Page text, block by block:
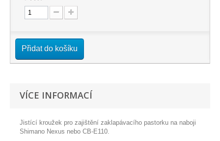
Přidat do košíku
VÍCE INFORMACÍ
Jistící kroužek pro zajištění zaklapávacího pastorku na naboji
Shimano Nexus nebo CB-E110.